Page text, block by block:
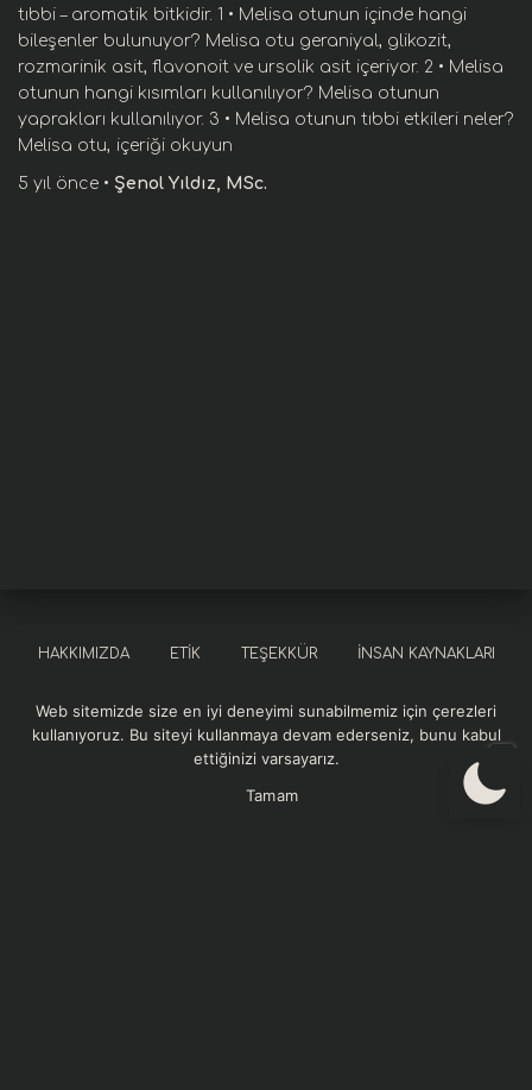
tıbbi – aromatik bitkidir. 1 • Melisa otunun içinde hangi
bileşenler bulunuyor? Melisa otu geraniyal, glikozit,
rozmarinik asit, flavonoit ve ursolik asit içeriyor. 2 • Melisa
otunun hangi kısımları kullanılıyor? Melisa otunun
yaprakları kullanılıyor. 3 • Melisa otunun tıbbi etkileri neler?
Melisa otu, içeriği okuyun
5 yıl önce • Şenol Yıldız, MSc.
HAKKIMIZDA ETIK TEŞEKKÜR İNSAN KAYNAKLARI
SOSYAL SORUMLULUK KURUMSAL REFERANSLAR
GIZLILIK VE GÜVENLIK POLITIKASI
Web sitemizde size en iyi deneyimi sunabilmemiz için çerezleri
kullanıyoruz. Bu siteyi kullanmaya devam ederseniz, bunu kabul
ettiğinizi varsayarız.
Tamam